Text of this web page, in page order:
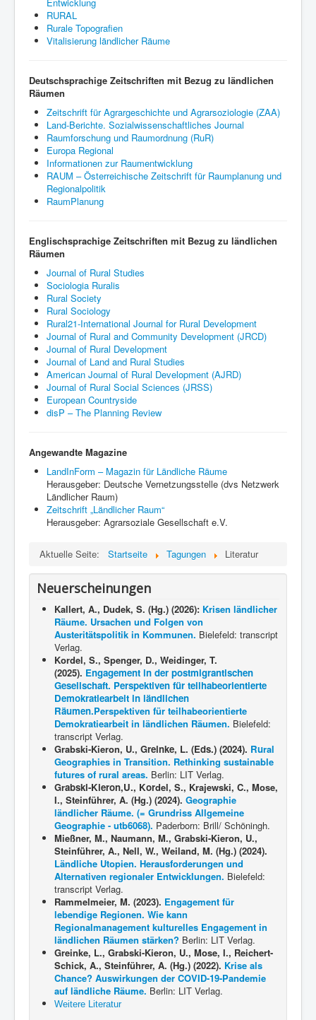
RURAL
Rurale Topografien
Vitalisierung ländlicher Räume
Deutschsprachige Zeitschriften mit Bezug zu ländlichen
Räumen
Zeitschrift für Agrargeschichte und Agrarsoziologie (ZAA)
Land-Berichte. Sozialwissenschaftliches Journal
Raumforschung und Raumordnung (RuR)
Europa Regional
Informationen zur Raumentwicklung
RAUM – Österreichische Zeitschrift für Raumplanung und
Regionalpolitik
RaumPlanung
Englischsprachige Zeitschriften mit Bezug zu ländlichen
Räumen
Journal of Rural Studies
Sociologia Ruralis
Rural Society
Rural Sociology
Rural21-International Journal for Rural Development
Journal of Rural and Community Development (JRCD)
Journal of Rural Development
Journal of Land and Rural Studies
American Journal of Rural Development (AJRD)
Journal of Rural Social Sciences (JRSS)
European Countryside
disP – The Planning Review
Angewandte Magazine
LandInForm – Magazin für Ländliche Räume
Herausgeber: Deutsche Vernetzungsstelle (dvs Netzwerk
Ländlicher Raum)
Zeitschrift „Ländlicher Raum“
Herausgeber: Agrarsoziale Gesellschaft e.V.
Aktuelle Seite: Startseite Tagungen Literatur
Neuerscheinungen
Kallert, A., Dudek, S. (Hg.) (2026): Krisen ländlicher
Räume. Ursachen und Folgen von
Austeritätspolitik in Kommunen. Bielefeld: transcript
Verlag.
Kordel, S., Spenger, D., Weidinger, T.
(2025). Engagement in der postmigrantischen
Gesellschaft. Perspektiven für teilhabeorientierte
Demokratiearbeit in ländlichen
Räumen.Perspektiven für teilhabeorientierte
Demokratiearbeit in ländlichen Räumen. Bielefeld:
transcript Verlag.
Grabski-Kieron, U., Greinke, L. (Eds.) (2024). Rural
Geographies in Transition. Rethinking sustainable
futures of rural areas. Berlin: LIT Verlag.
Grabski-Kieron,U., Kordel, S., Krajewski, C., Mose,
I., Steinführer, A. (Hg.) (2024). Geographie
ländlicher Räume. (= Grundriss Allgemeine
Geographie - utb6068). Paderborn: Brill/ Schöningh.
Mießner, M., Naumann, M., Grabski-Kieron, U.,
Steinführer, A., Nell, W., Weiland, M. (Hg.) (2024).
Ländliche Utopien. Herausforderungen und
Alternativen regionaler Entwicklungen. Bielefeld:
transcript Verlag.
Rammelmeier, M. (2023). Engagement für
lebendige Regionen. Wie kann
Regionalmanagement kulturelles Engagement in
ländlichen Räumen stärken? Berlin: LIT Verlag.
Greinke, L., Grabski-Kieron, U., Mose, I., Reichert-
Schick, A., Steinführer, A. (Hg.) (2022). Krise als
Chance? Auswirkungen der COVID-19-Pandemie
auf ländliche Räume. Berlin: LIT Verlag.
Weitere Literatur